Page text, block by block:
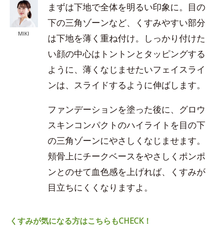
MIKI
まずは下地で全体を明るい印象に。目の
下の三角ゾーンなど、くすみやすい部分
は下地を薄く重ね付け。しっかり付けた
い顔の中心はトントンとタッピングする
ように、薄くなじませたいフェイスライ
ンは、スライドするように伸ばします。
ファンデーションを塗った後に、グロウ
スキンコンパクトのハイライトを目の下
の三角ゾーンにやさしくなじませます。
頬骨上にチークベースをやさしくポンポ
ンとのせて血色感を上げれば、くすみが
目立ちにくくなりますよ。
くすみが気になる方はこちらもCHECK！